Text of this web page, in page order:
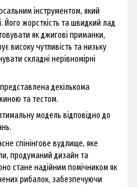
інструментом, який
Його жорсткість та швидкий лад
як джигові приманки,
високу чутливість та низьку
складні нерівномірні
представлена декількома
та тестом.
модель відповідно до
спінінгове вудлище, яке
продуманий дизайн та
стане надійним помічником як
рибалок, забезпечуючи